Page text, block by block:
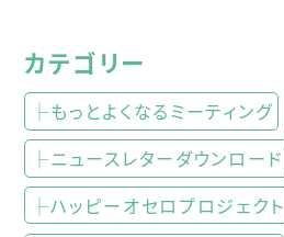
カテゴリー
├もっとよくなるミーティング
├ニュースレターダウンロード
├ハッピーオセロプロジェクト